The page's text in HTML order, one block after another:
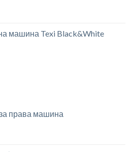
машина Texi Black&White
права машина